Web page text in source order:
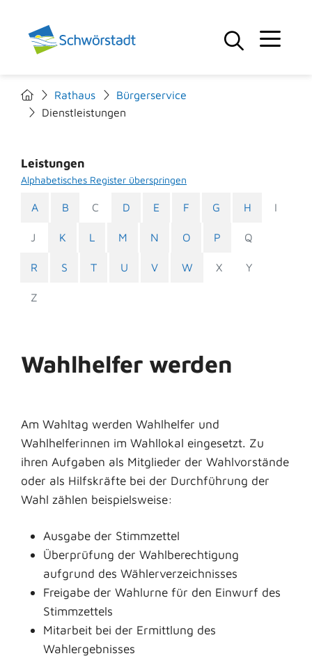
Rathaus
Bürgerservice
Dienstleistungen
Leistungen
Alphabetisches Register überspringen
A B C D E F G H I
J K L M N O P Q
R S T U V W X Y
Z
Wahlhelfer werden
Am Wahltag werden Wahlhelfer und
Wahlhelferinnen im Wahllokal eingesetzt. Zu
ihren Aufgaben als Mitglieder der Wahlvorstände
oder als Hilfskräfte bei der Durchführung der
Wahl zählen beispielsweise:
Ausgabe der Stimmzettel
Überprüfung der Wahlberechtigung
aufgrund des Wählerverzeichnisses
Freigabe der Wahlurne für den Einwurf des
Stimmzettels
Mitarbeit bei der Ermittlung des
Wahlergebnisses